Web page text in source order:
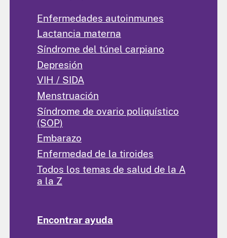
Enfermedades autoinmunes
Lactancia materna
Síndrome del túnel carpiano
Depresión
VIH / SIDA
Menstruación
Síndrome de ovario poliquístico
(SOP)
Embarazo
Enfermedad de la tiroides
Todos los temas de salud de la A
a la Z
Encontrar ayuda